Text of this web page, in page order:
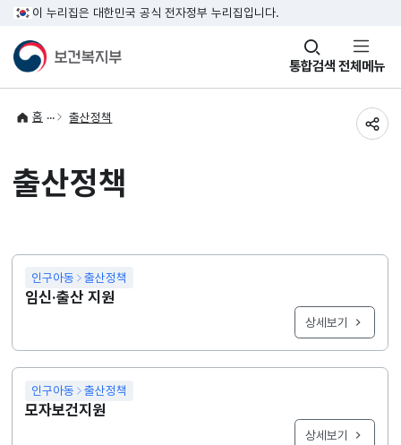
이 누리집은 대한민국 공식 전자정부 누리집입니다.
통합검색
창
열기 전체메뉴
홈 출산정책
출산정책
인구아동 출산정책
임신·출산 지원
상세보기
인구아동 출산정책
모자보건지원
상세보기